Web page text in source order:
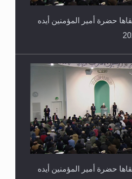
حضرة أمير المؤمنين أيده
حضرة أمير المؤمنين أيده